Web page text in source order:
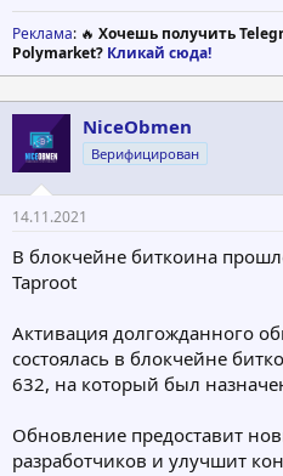
Реклама: 🔥 Хочешь получить
Polymarket? Кликай сюда!
NiceObmen
Верифицирован
14.11.2021
В блокчейне биткоина
Taproot
Активация долгожданного
состоялась в блокчейне
632, на который был
Обновление предоставит
разработчиков и улучшит